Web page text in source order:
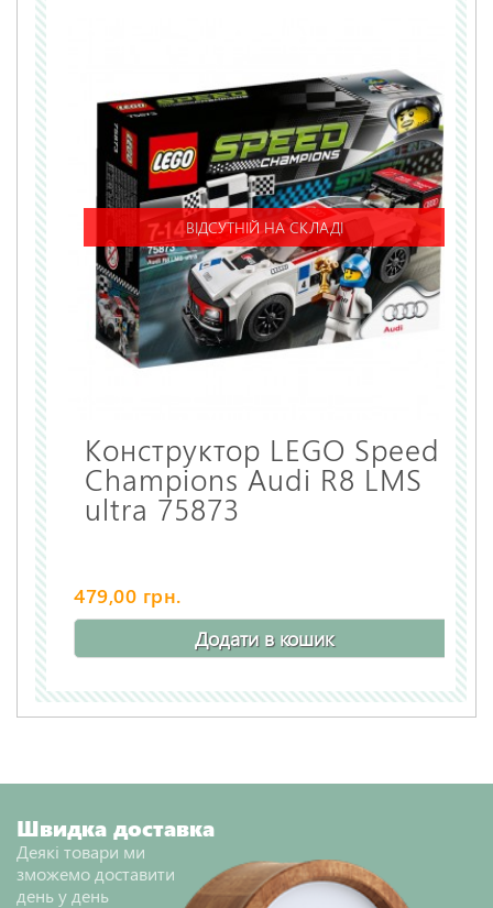
ВІДСУТНІЙ НА СКЛАДІ
Конструктор LEGO Speed
Champions Audi R8 LMS
ultra 75873
479,00 грн.
Додати в кошик
Швидка доставка
Деякі товари ми
зможемо доставити
день у день